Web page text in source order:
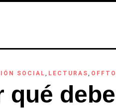
SOCIAL, LECTURAS,
qué